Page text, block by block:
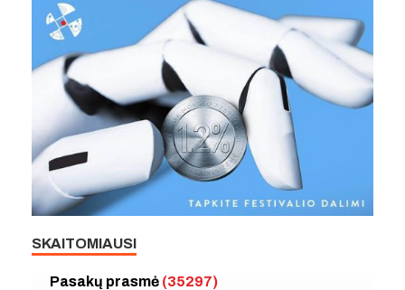
SKAITOMIAUSI
Pasakų prasmė (35297)